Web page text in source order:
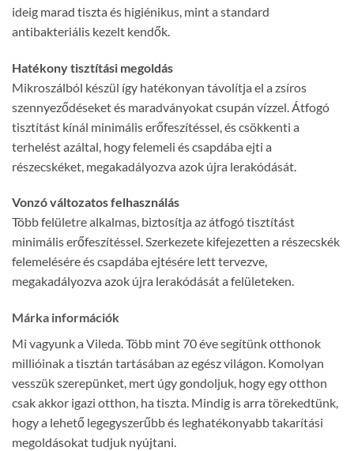
ideig marad tiszta és higiénikus, mint a standard
antibakteriális kezelt kendők.
Hatékony tisztítási megoldás
Mikroszálból készül így hatékonyan távolítja el a zsíros
szennyeződéseket és maradványokat csupán vízzel. Átfogó
tisztítást kínál minimális erőfeszítéssel, és csökkenti a
terhelést azáltal, hogy felemeli és csapdába ejti a
részecskéket, megakadályozva azok újra lerakódását.
Vonzó változatos felhasználás
Több felületre alkalmas, biztosítja az átfogó tisztítást
minimális erőfeszítéssel. Szerkezete kifejezetten a részecskék
felemelésére és csapdába ejtésére lett tervezve,
megakadályozva azok újra lerakódását a felületeken.
Márka információk
Mi vagyunk a Vileda. Több mint 70 éve segítünk otthonok
millióinak a tisztán tartásában az egész világon. Komolyan
vesszük szerepünket, mert úgy gondoljuk, hogy egy otthon
csak akkor igazi otthon, ha tiszta. Mindig is arra törekedtünk,
hogy a lehető legegyszerűbb és leghatékonyabb takarítási
megoldásokat tudjuk nyújtani.